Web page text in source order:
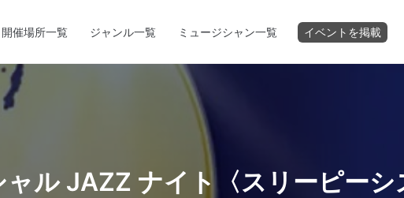
開催場所一覧 ジャンル一覧 ミュージシャン一覧 イベントを掲載
ャル JAZZ ナイト〈スリーピーシ